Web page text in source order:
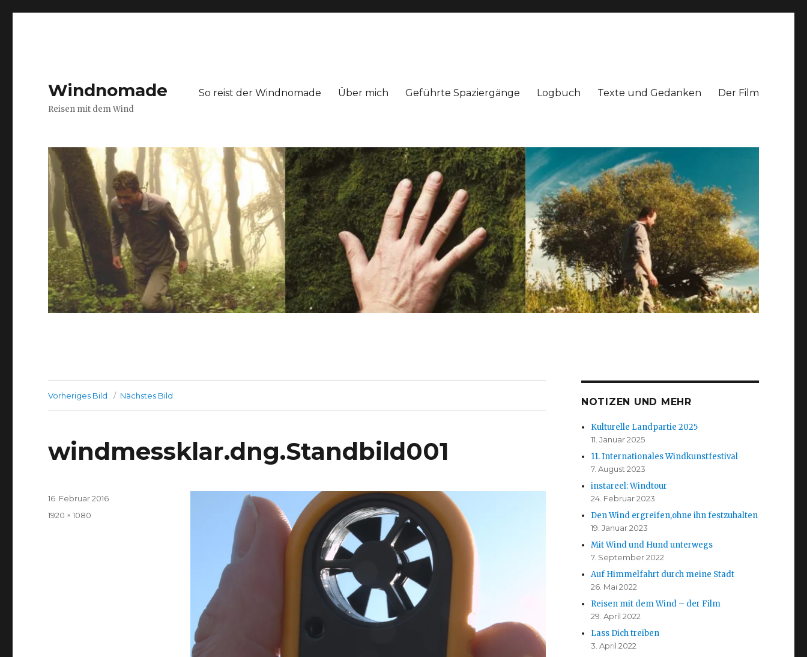
Windnomade
Reisen mit dem Wind
So reist der Windnomade Über mich Geführte Spaziergänge Logbuch Texte und Gedanken Der Film
Vorheriges Bild Nächstes Bild
windmessklar.dng.Standbild001
Veröffentlicht
16. Februar 2016
Volle
1920 × 1080
NOTIZEN UND MEHR
Kulturelle Landpartie 2025
11. Januar 2025
11. Internationales Windkunstfestival
7. August 2023
instareel: Windtour
24. Februar 2023
Den Wind ergreifen,ohne ihn festzuhalten
19. Januar 2023
Mit Wind und Hund unterwegs
7. September 2022
Auf Himmelfahrt durch meine Stadt
26. Mai 2022
Reisen mit dem Wind – der Film
29. April 2022
Lass Dich treiben
3. April 2022